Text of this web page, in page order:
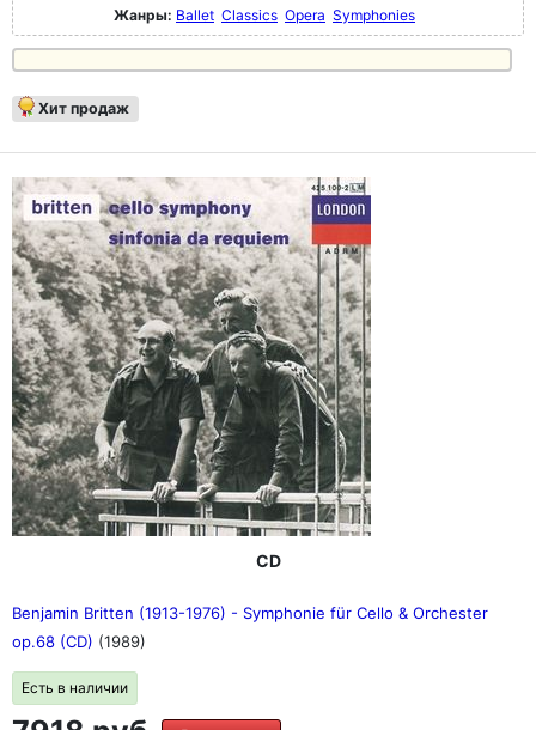
Жанры: Ballet Classics Opera Symphonies
Хит продаж
CD
Benjamin Britten (1913-1976) - Symphonie für Cello & Orchester
op.68 (CD) (1989)
Есть в наличии